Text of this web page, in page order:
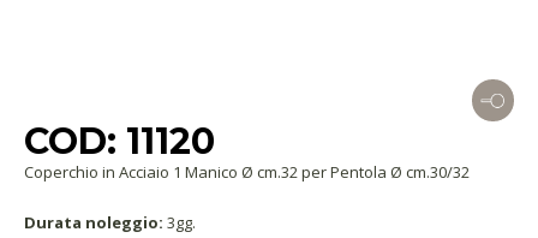
COD: 11120
Coperchio in Acciaio 1 Manico Ø cm.32 per Pentola Ø cm.30/32
Durata noleggio: 3gg.